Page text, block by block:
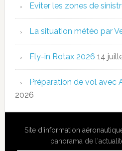
Eviter les zones de
La situation météo par
Fly-in Rotax 2026 14
Préparation de vol avec
2026
Site d'information
panorama de